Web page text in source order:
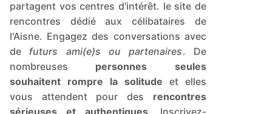
partagent vos centres d'intérêt. le site de
rencontres dédié aux célibataires de
l'Aisne. Engagez des conversations avec
de futurs ami(e)s ou partenaires. De
nombreuses personnes seules
souhaitent rompre la solitude et elles
vous attendent pour des rencontres
sérieuses et authentiques. Inscrivez-